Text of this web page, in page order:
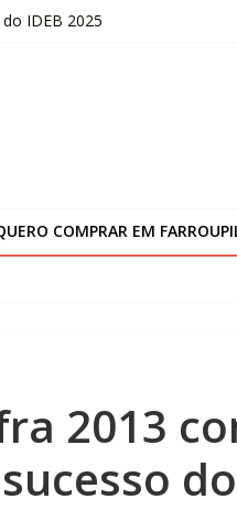
IDEB 2025
Farroupilha
COMPRAR EM
2013